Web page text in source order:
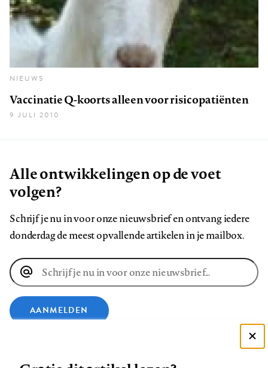
NIEUWS
Vaccinatie Q-koorts alleen voor risicopatiënten
9 JULI 2010
Alle ontwikkelingen op de voet
volgen?
Schrijf je nu in voor onze nieuwsbrief en ontvang iedere
donderdag de meest opvallende artikelen in je mailbox.
E-
mailadres
AANMELDEN